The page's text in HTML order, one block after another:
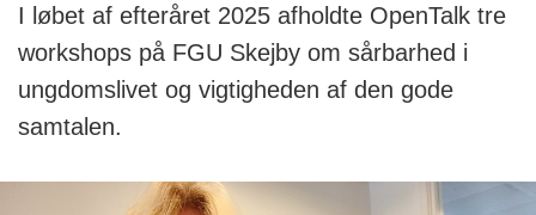
I løbet af efteråret 2025 afholdte OpenTalk tre
workshops på FGU Skejby om sårbarhed i
ungdomslivet og vigtigheden af den gode
samtalen.